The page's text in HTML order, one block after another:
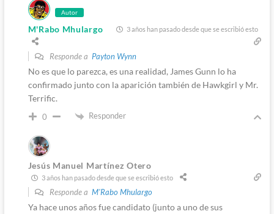
Autor
M'Rabo Mhulargo 3 años han pasado desde que se escribió esto
Responde a Payton Wynn
No es que lo parezca, es una realidad, James Gunn lo ha
confirmado junto con la aparición también de Hawkgirl y Mr.
Terrific.
0 Responder
Jesús Manuel Martínez Otero
3 años han pasado desde que se escribió esto
Responde a M'Rabo Mhulargo
Ya hace unos años fue candidato (junto a uno de sus